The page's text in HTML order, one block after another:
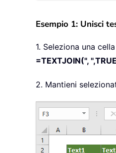
Esempio 1: Unisci
1. Seleziona una
=TEXTJOIN(",
2. Mantieni